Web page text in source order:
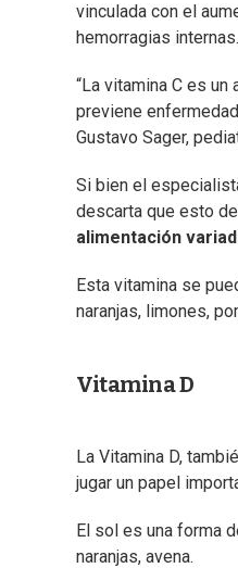
vinculada con el
hemorragias internas.
“La vitamina C es
previene
Gustavo Sager,
Si bien el
descarta que esto
alimentación
Esta vitamina se
naranjas, limones,
Vitamina D
La Vitamina D,
jugar un papel
El sol es una forma
naranjas, avena.